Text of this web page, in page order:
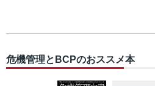
危機管理とBCPのおススメ本